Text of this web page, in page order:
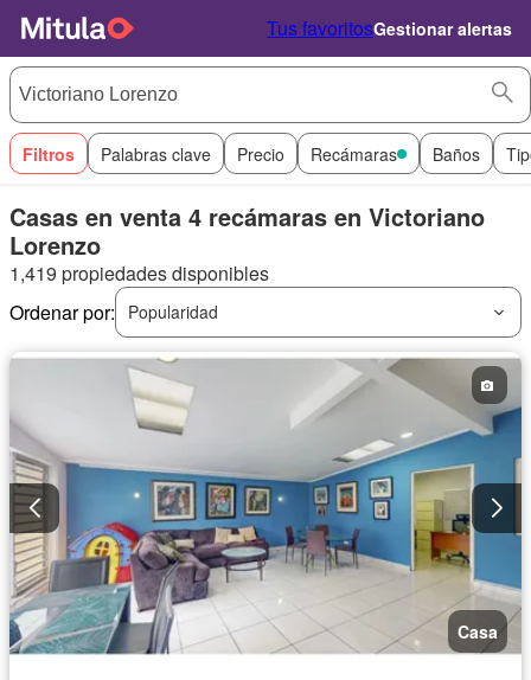
Tus favoritosGestionar alertas
Filtros Palabras clave Precio Recámaras Baños
Casas en venta 4 recámaras en Victoriano
Lorenzo
1,419 propiedades disponibles
Ordenar por:
Popularidad
Casa